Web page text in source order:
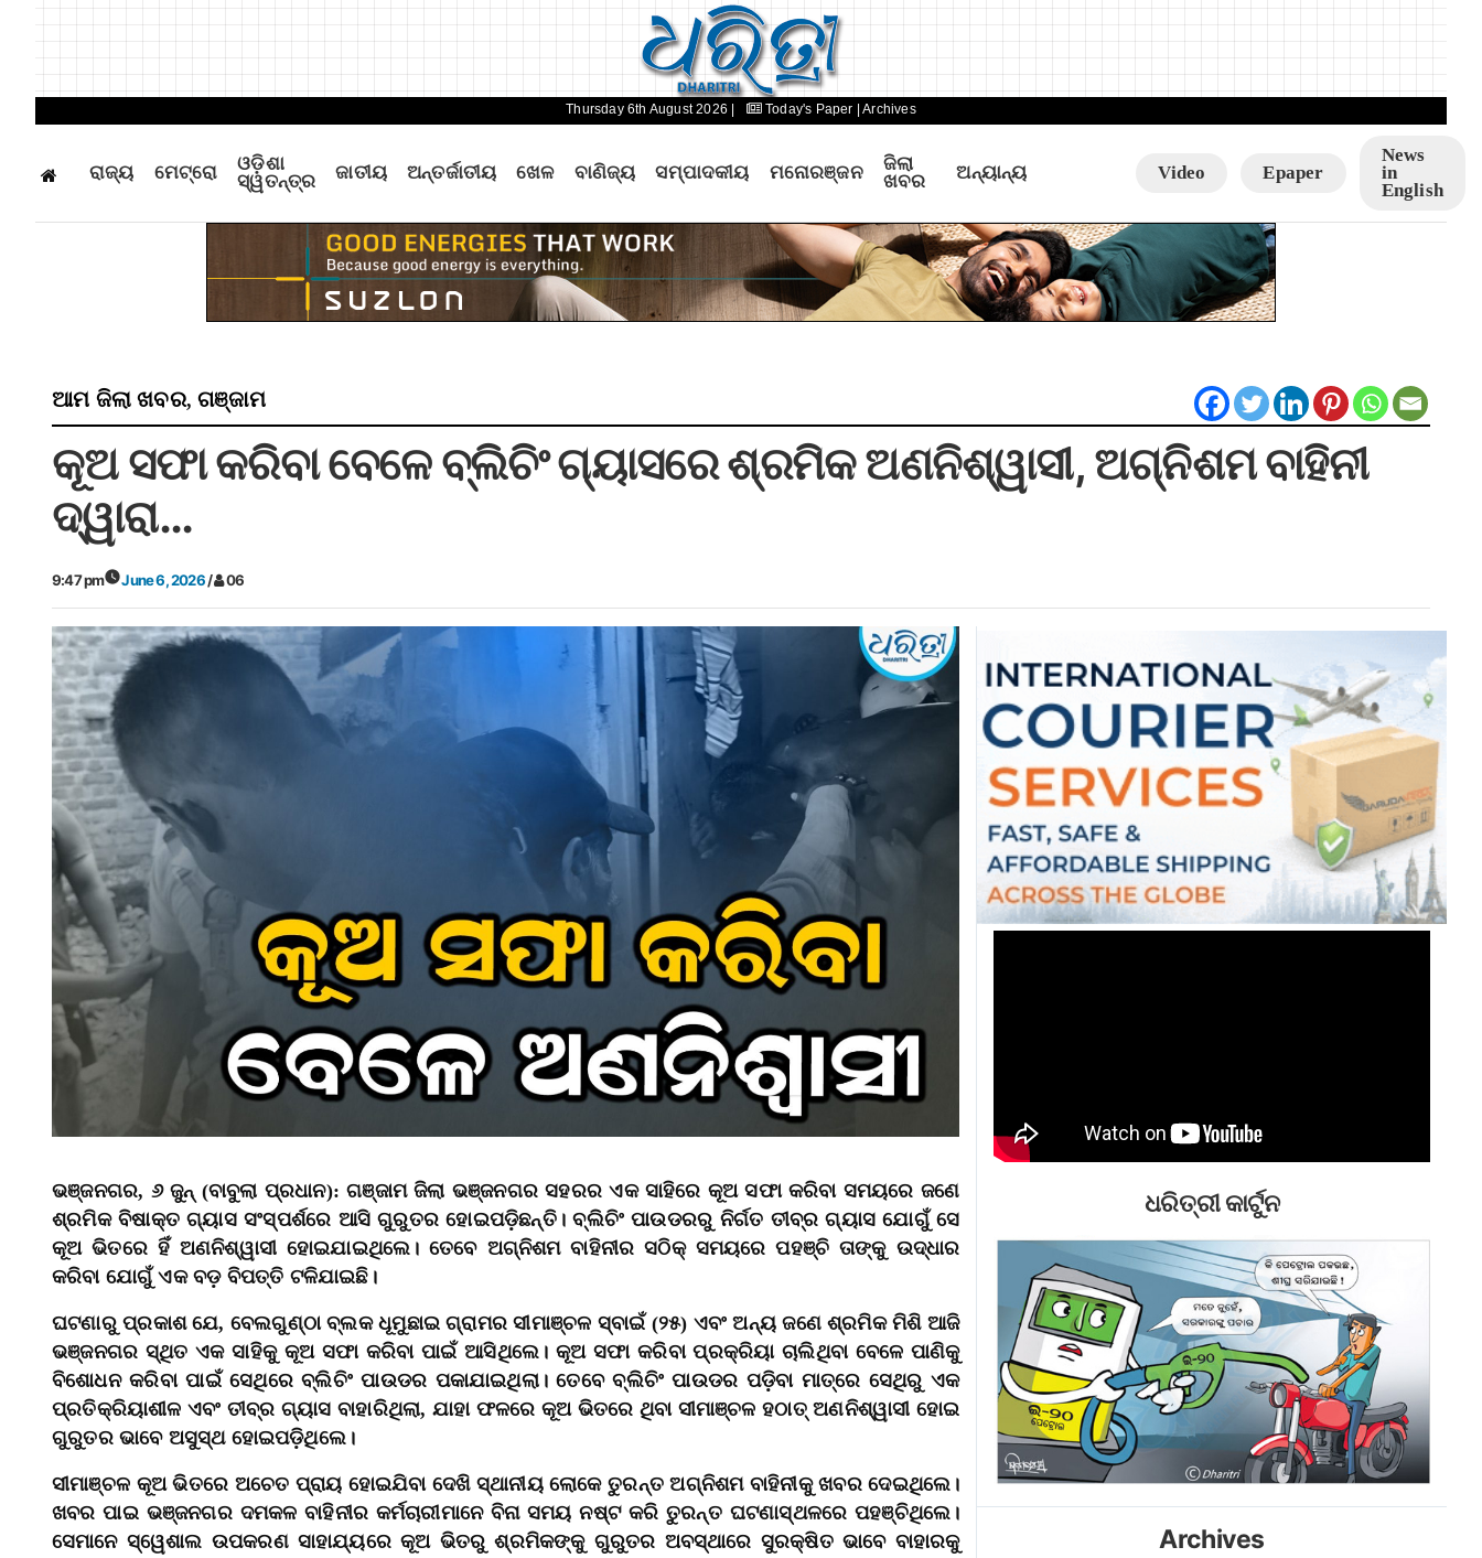
Thursday 6th August 2026 | Today's Paper | Archives
ରାଜ୍ୟ ମେଟ୍ରୋ
ଓଡ଼ିଶା
ସ୍ୱତନ୍ତ୍ର
ଜାତୀୟ ଅନ୍ତର୍ଜାତୀୟ ଖେଳ ବାଣିଜ୍ୟ ସମ୍ପାଦକୀୟ ମନୋରଞ୍ଜନ
ଜିଲା
ଖବର
ଅନ୍ୟାନ୍ୟ Video Epaper
News
in
English
ଆମ ଜିଲା ଖବର,ଗଞ୍ଜାମ
କୂଅ ସଫା କରିବା ବେଳେ ବ୍ଲିଚିଂ ଗ୍ୟାସରେ ଶ୍ରମିକ ଅଣନିଶ୍ୱାସୀ, ଅଗ୍ନିଶମ ବାହିନୀ
ଦ୍ୱାରା…
9:47 pm June 6, 2026/ 06
ଭଞ୍ଜନଗର, ୬ ଜୁନ୍ (ବାବୁଲା ପ୍ରଧାନ): ଗଞ୍ଜାମ ଜିଲା ଭଞ୍ଜନଗର ସହରର ଏକ ସାହିରେ କୂଅ ସଫା କରିବା ସମୟରେ ଜଣେ
ଶ୍ରମିକ ବିଷାକ୍ତ ଗ୍ୟାସ ସଂସ୍ପର୍ଶରେ ଆସି ଗୁରୁତର ହୋଇପଡ଼ିଛନ୍ତି। ବ୍ଲିଚିଂ ପାଉଡରରୁ ନିର୍ଗତ ତୀବ୍ର ଗ୍ୟାସ ଯୋଗୁଁ ସେ
କୂଅ ଭିତରେ ହିଁ ଅଣନିଶ୍ୱାସୀ ହୋଇଯାଇଥିଲେ। ତେବେ ଅଗ୍ନିଶମ ବାହିନୀର ସଠିକ୍ ସମୟରେ ପହଞ୍ଚି ତାଙ୍କୁ ଉଦ୍ଧାର
କରିବା ଯୋଗୁଁ ଏକ ବଡ଼ ବିପତ୍ତି ଟଳିଯାଇଛି।
ଘଟଣାରୁ ପ୍ରକାଶ ଯେ, ବେଲଗୁଣ୍ଠା ବ୍ଲକ ଧୂମୁଛାଇ ଗ୍ରାମର ସୀମାଞ୍ଚଳ ସ୍ବାଇଁ (୨୫) ଏବଂ ଅନ୍ୟ ଜଣେ ଶ୍ରମିକ ମିଶି ଆଜି
ଭଞ୍ଜନଗର ସ୍ଥିତ ଏକ ସାହିକୁ କୂଅ ସଫା କରିବା ପାଇଁ ଆସିଥିଲେ। କୂଅ ସଫା କରିବା ପ୍ରକ୍ରିୟା ଚାଲିଥିବା ବେଳେ ପାଣିକୁ
ବିଶୋଧନ କରିବା ପାଇଁ ସେଥିରେ ବ୍ଲିଚିଂ ପାଉଡର ପକାଯାଇଥିଲା। ତେବେ ବ୍ଲିଚିଂ ପାଉଡର ପଡ଼ିବା ମାତ୍ରେ ସେଥିରୁ ଏକ
ପ୍ରତିକ୍ରିୟାଶୀଳ ଏବଂ ତୀବ୍ର ଗ୍ୟାସ ବାହାରିଥିଲା, ଯାହା ଫଳରେ କୂଅ ଭିତରେ ଥିବା ସୀମାଞ୍ଚଳ ହଠାତ୍ ଅଣନିଶ୍ୱାସୀ ହୋଇ
ଗୁରୁତର ଭାବେ ଅସୁସ୍ଥ ହୋଇପଡ଼ିଥିଲେ।
ସୀମାଞ୍ଚଳ କୂଅ ଭିତରେ ଅଚେତ ପ୍ରାୟ ହୋଇଯିବା ଦେଖି ସ୍ଥାନୀୟ ଲୋକେ ତୁରନ୍ତ ଅଗ୍ନିଶମ ବାହିନୀକୁ ଖବର ଦେଇଥିଲେ।
ଖବର ପାଇ ଭଞ୍ଜନଗର ଦମକଳ ବାହିନୀର କର୍ମଚାରୀମାନେ ବିନା ସମୟ ନଷ୍ଟ କରି ତୁରନ୍ତ ଘଟଣାସ୍ଥଳରେ ପହଞ୍ଚିଥିଲେ।
ସେମାନେ ସ୍ୱେଶାଲ ଉପକରଣ ସାହାଯ୍ୟରେ କୂଅ ଭିତରୁ ଶ୍ରମିକଙ୍କୁ ଗୁରୁତର ଅବସ୍ଥାରେ ସୁରକ୍ଷିତ ଭାବେ ବାହାରକୁ
ଧରିତ୍ରୀ କାର୍ଟୁନ
Archives